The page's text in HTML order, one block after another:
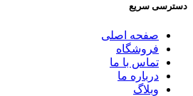
دسترسی سریع
صفحه اصلی
فروشگاه
تماس با ما
درباره ما
وبلاگ